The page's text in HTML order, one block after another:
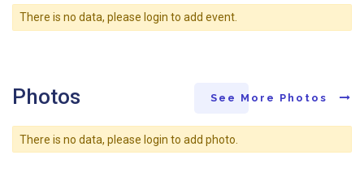
There is no data, please login to add event.
Photos See More Photos
There is no data, please login to add photo.